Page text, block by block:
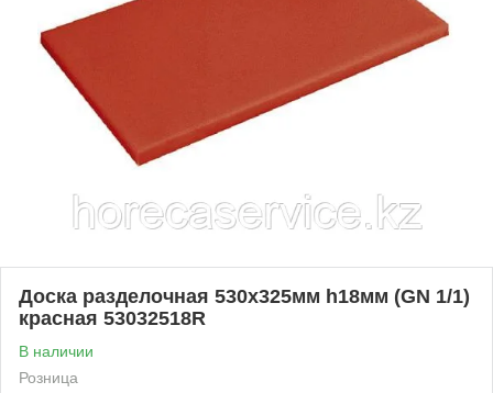
Доска разделочная 530х325мм h18мм (GN 1/1)
красная 53032518R
В наличии
Розница